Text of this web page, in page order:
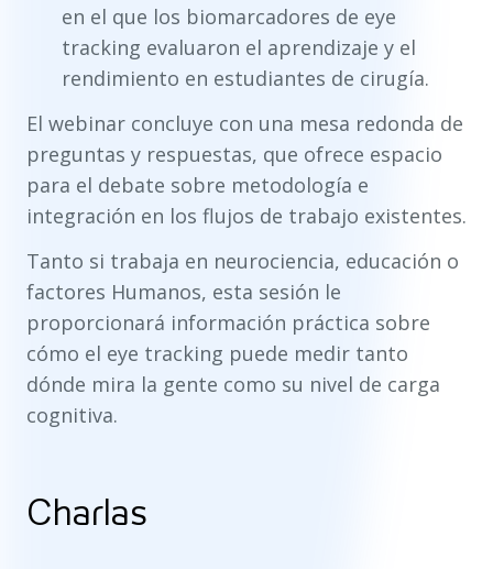
en el que los biomarcadores de eye
tracking evaluaron el aprendizaje y el
rendimiento en estudiantes de cirugía.
El webinar concluye con una mesa redonda de
preguntas y respuestas, que ofrece espacio
para el debate sobre metodología e
integración en los flujos de trabajo existentes.
Tanto si trabaja en neurociencia, educación o
factores Humanos, esta sesión le
proporcionará información práctica sobre
cómo el eye tracking puede medir tanto
dónde mira la gente como su nivel de carga
cognitiva.
Charlas